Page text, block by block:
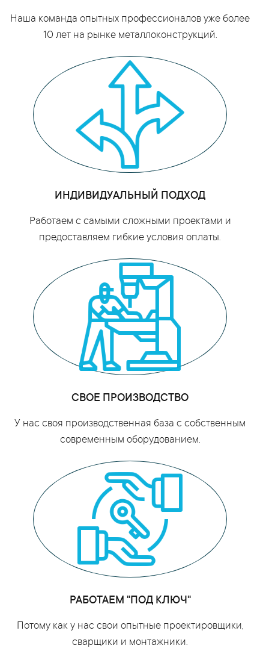
Наша команда опытных профессионалов уже более
10 лет на рынке металлоконструкций.
ИНДИВИДУАЛЬНЫЙ ПОДХОД
Работаем с самыми сложными проектами и
предоставляем гибкие условия оплаты.
СВОЕ ПРОИЗВОДСТВО
У нас своя производственная база с собственным
современным оборудованием.
РАБОТАЕМ "ПОД КЛЮЧ"
Потому как у нас свои опытные проектировщики,
сварщики и монтажники.